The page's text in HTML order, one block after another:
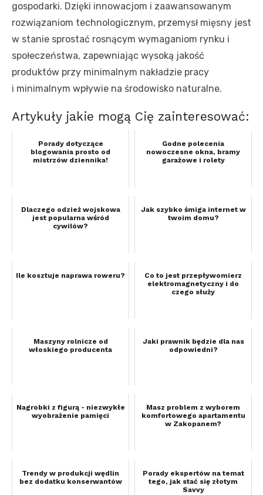
gospodarki. Dzięki innowacjom i zaawansowanym
rozwiązaniom technologicznym, przemysł mięsny jest
w stanie sprostać rosnącym wymaganiom rynku i
społeczeństwa, zapewniając wysoką jakość
produktów przy minimalnym nakładzie pracy
i minimalnym wpływie na środowisko naturalne.
Artykuły jakie mogą Cię zainteresować:
Porady dotyczące
blogowania prosto od
mistrzów dziennika!
Godne polecenia
nowoczesne okna, bramy
garażowe i rolety
Dlaczego odzież wojskowa
jest popularna wśród
cywilów?
Jak szybko śmiga internet w
twoim domu?
Ile kosztuje naprawa roweru?
Co to jest przepływomierz
elektromagnetyczny i do
czego służy
Maszyny rolnicze od
włoskiego producenta
Jaki prawnik będzie dla nas
odpowiedni?
Nagrobki z figurą - niezwykłe
wyobrażenie pamięci
Masz problem z wyborem
komfortowego apartamentu
w Zakopanem?
Trendy w produkcji wędlin
bez dodatku konserwantów
Porady ekspertów na temat
tego, jak stać się złotym
Savvy